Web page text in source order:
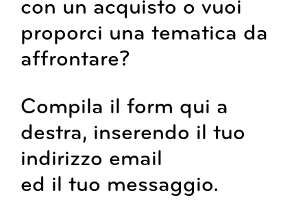
con un acquisto o vuoi
proporci una tematica da
affrontare?
Compila il form qui a
destra, inserendo il tuo
indirizzo email
ed il tuo messaggio.